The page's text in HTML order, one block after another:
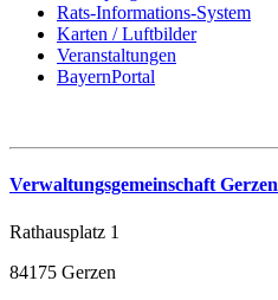
Rats-Informations-System
Karten / Luftbilder
Veranstaltungen
BayernPortal
Verwaltungsgemeinschaft Gerzen
Rathausplatz 1
84175 Gerzen